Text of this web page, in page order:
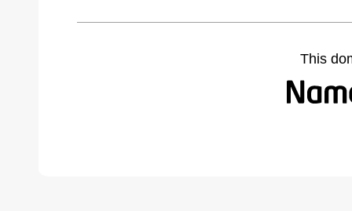
This